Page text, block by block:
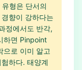
형은 단서의
향이 강하다는
정에서도 반각,
하면 Pinpoint
으로 이미 알고
하다. 태양계